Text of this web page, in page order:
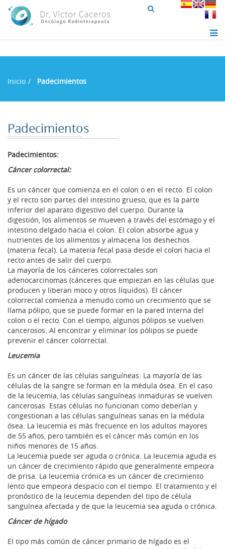
Inicio Padecimientos
Padecimientos
Padecimientos:
Cáncer colorrectal:
Es un cáncer que comienza en el colon o en el recto. El colon
y el recto son partes del intestino grueso, que es la parte
inferior del aparato digestivo del cuerpo. Durante la
digestión, los alimentos se mueven a través del estómago y el
intestino delgado hacia el colon. El colon absorbe agua y
nutrientes de los alimentos y almacena los deshechos
(materia fecal). La materia fecal pasa desde el colon hacia el
recto antes de salir del cuerpo.
La mayoría de los cánceres colorrectales son
adenocarcinomas (cánceres que empiezan en las células que
producen y liberan moco y otros líquidos). El cáncer
colorrectal comienza a menudo como un crecimiento que se
llama pólipo, que se puede formar en la pared interna del
colon o el recto. Con el tiempo, algunos pólipos se vuelven
cancerosos. Al encontrar y eliminar los pólipos se puede
prevenir el cáncer colorrectal.
Leucemia
Es un cáncer de las células sanguíneas. La mayoría de las
células de la sangre se forman en la médula ósea. En el caso
de la leucemia, las células sanguíneas inmaduras se vuelven
cancerosas. Estas células no funcionan como deberían y
congestionan a las células sanguíneas sanas en la médula
ósea. La leucemia es más frecuente en los adultos mayores
de 55 años, pero también es el cáncer más común en los
niños menores de 15 años.
La leucemia puede ser aguda o crónica. La leucemia aguda es
un cáncer de crecimiento rápido que generalmente empeora
de prisa. La leucemia crónica es un cáncer de crecimiento
lento que empeora despacio con el tiempo. El tratamiento y el
pronóstico de la leucemia dependen del tipo de célula
sanguínea afectada y de que la leucemia sea aguda o crónica.
Cáncer de hígado
El tipo más común de cáncer primario de hígado es el